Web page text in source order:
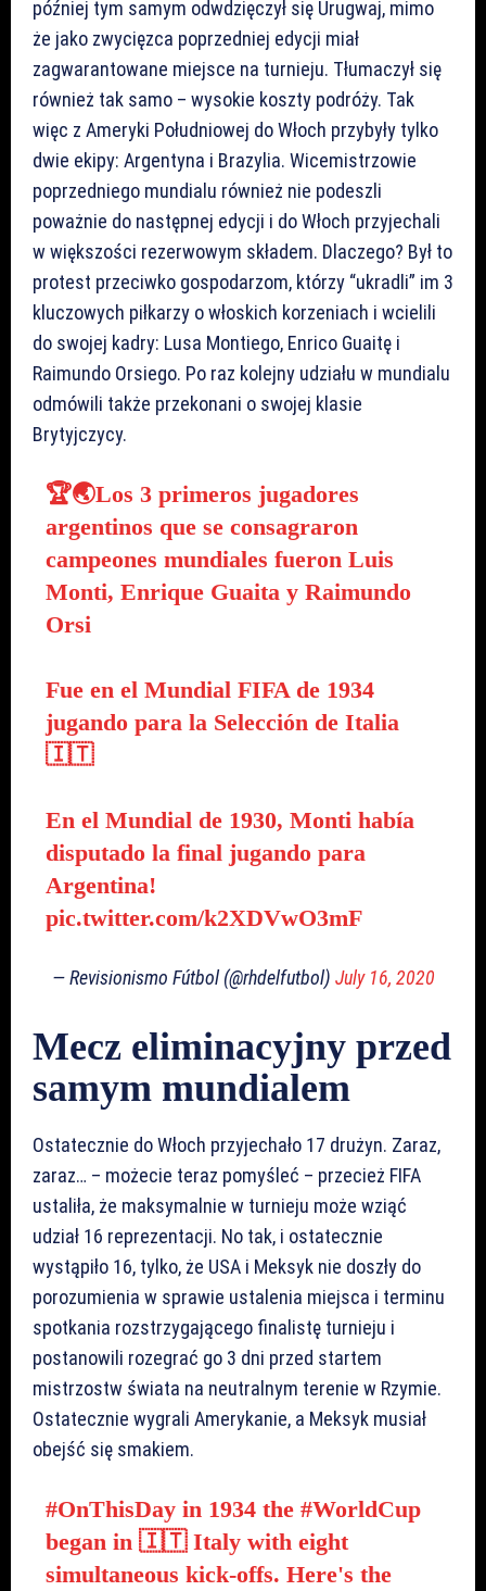
później tym samym odwdzięczył się Urugwaj, mimo
że jako zwycięzca poprzedniej edycji miał
zagwarantowane miejsce na turnieju. Tłumaczył się
również tak samo – wysokie koszty podróży. Tak
więc z Ameryki Południowej do Włoch przybyły tylko
dwie ekipy: Argentyna i Brazylia. Wicemistrzowie
poprzedniego mundialu również nie podeszli
poważnie do następnej edycji i do Włoch przyjechali
w większości rezerwowym składem. Dlaczego? Był to
protest przeciwko gospodarzom, którzy “ukradli” im 3
kluczowych piłkarzy o włoskich korzeniach i wcielili
do swojej kadry: Lusa Montiego, Enrico Guaitę i
Raimundo Orsiego. Po raz kolejny udziału w mundialu
odmówili także przekonani o swojej klasie
Brytyjczycy.
🏆🌏Los 3 primeros jugadores
argentinos que se consagraron
campeones mundiales fueron Luis
Monti, Enrique Guaita y Raimundo
Orsi
Fue en el Mundial FIFA de 1934
jugando para la Selección de Italia
🇮🇹
En el Mundial de 1930, Monti había
disputado la final jugando para
Argentina!
pic.twitter.com/k2XDVwO3mF
— Revisionismo Fútbol (@rhdelfutbol) July 16, 2020
Mecz eliminacyjny przed
samym mundialem
Ostatecznie do Włoch przyjechało 17 drużyn. Zaraz,
zaraz… – możecie teraz pomyśleć – przecież FIFA
ustaliła, że maksymalnie w turnieju może wziąć
udział 16 reprezentacji. No tak, i ostatecznie
wystąpiło 16, tylko, że USA i Meksyk nie doszły do
porozumienia w sprawie ustalenia miejsca i terminu
spotkania rozstrzygającego finalistę turnieju i
postanowili rozegrać go 3 dni przed startem
mistrzostw świata na neutralnym terenie w Rzymie.
Ostatecznie wygrali Amerykanie, a Meksyk musiał
obejść się smakiem.
#OnThisDayin 1934 the #WorldCup
began in 🇮🇹 Italy with eight
simultaneous kick-offs. Here's the